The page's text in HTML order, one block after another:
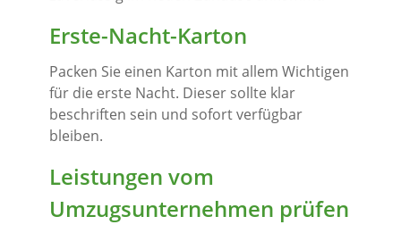
Erste-Nacht-Karton
Packen Sie einen Karton mit allem Wichtigen
für die erste Nacht. Dieser sollte klar
beschriften sein und sofort verfügbar
bleiben.
Leistungen vom
Umzugsunternehmen prüfen